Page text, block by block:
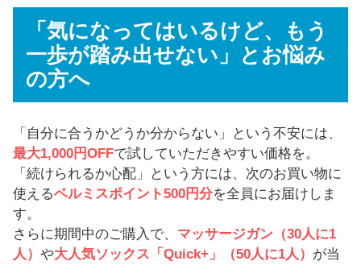
抽選で50人に1人
6,490円相当の大人気ソッ
クス「Quick+」
全員
ベルミスポイント
500円分
でも、まとめ買いは少し勇気が
いります。
最大1,000円OFF
「気になってはいるけど、もう
一歩が踏み出せない」とお悩み
の方へ
「自分に合うかどうか分からない」という不安には、
最大1,000円OFFで試していただきやすい価格を。
「続けられるか心配」という方には、次のお買い物に
使えるベルミスポイント500円分を全員にお届けしま
す。
さらに期間中のご購入で、 マッサージガン（30人に1
人） や大人気ソックス「Quick+」（50人に1人） が当